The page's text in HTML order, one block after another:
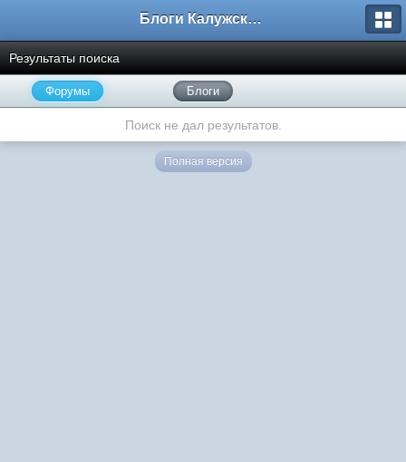
Блоги Калужского перекрестка
Результаты поиска
Форумы Блоги
Поиск не дал результатов.
Полная версия